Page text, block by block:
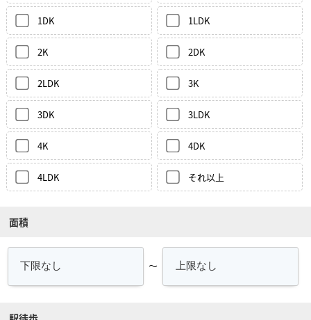
1DK 1LDK
2K 2DK
2LDK 3K
3DK 3LDK
4K 4DK
4LDK それ以上
面積
～